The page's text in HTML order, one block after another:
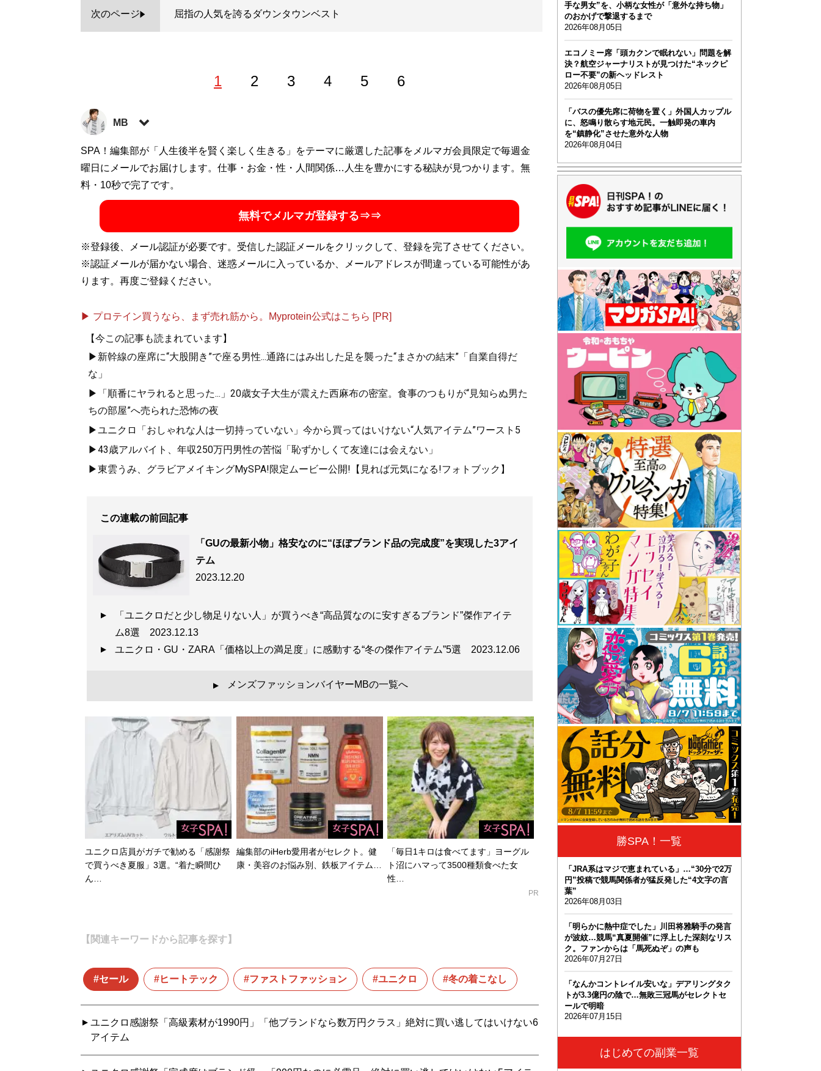
次のページ 屈指の人気を誇るダウンタウンベスト
1 2 3 4 5 6
MB
ファッションバイヤー。最新刊『 ロードマップ 』のほか、『MBの偏愛ブランド図鑑』『最速でおしゃれ
に見せる方法 <実践編> 』『最速でおしゃれに見せる方法』『幸服論――人生は服で簡単に変えられる』
など関連書籍が累計200万部を突破。ブログ「
」、ユーチューブ「MBチャンネル」も話題に。年間の被服費は1000万円超！ （Xアカウン
『ロードマップ』
その秘密はロードマップにあった
『MBの偏愛ブランド図鑑 』
ユニクロやGUでもおしゃれな人は何が違うのか？
幸服論――人生は服で簡単に変えられる』
自信は服で簡単につくることができる!
『最速でおしゃれに見せる方法 【電子限定特典付き】
誰も言葉にできなかった「男のおしゃれ」の決定版。電子版特典として、MBの
コーディネート・80スタイルを追加収録！
SPA！編集部が「人生後半を賢く楽しく生きる」をテーマに厳選した記事をメルマガ会員限定で毎週金
曜日にメールでお届けします。仕事・お金・性・人間関係…人生を豊かにする秘訣が見つかります。無
料・10秒で完了です。
無料でメルマガ登録する⇒⇒
※登録後、メール認証が必要です。受信した認証メールをクリックして、登録を完了させてください。
※認証メールが届かない場合、迷惑メールに入っているか、メールアドレスが間違っている可能性があ
ります。再度ご登録ください。
▶ プロテイン買うなら、まず売れ筋から。Myprotein公式はこちら [PR]
【今この記事も読まれています】
▶新幹線の座席に“大股開き”で座る男性...通路にはみ出した足を襲った“まさかの結末”「自業自得だ
な」
▶「順番にヤラれると思った...」20歳女子大生が震えた西麻布の密室。食事のつもりが“見知らぬ男た
ちの部屋”へ売られた恐怖の夜
▶ユニクロ「おしゃれな人は一切持っていない」今から買ってはいけない“人気アイテム”ワースト5
▶43歳アルバイト、年収250万円男性の苦悩「恥ずかしくて友達には会えない」
▶東雲うみ、グラビアメイキングMySPA!限定ムービー公開!【見れば元気になる!フォトブック】
この連載の前回記事
「GUの最新小物」格安なのに“ほぼブランド品の完成度”を実現した3アイ
テム
2023.12.20
「ユニクロだと少し物足りない人」が買うべき“高品質なのに安すぎるブランド”傑作アイテ
ム8選 2023.12.13
ユニクロ・GU・ZARA「価格以上の満足度」に感動する“冬の傑作アイテム”5選 2023.12.06
▲ メンズファッションバイヤーMBの一覧へ
ユニクロ店員がガチで勧める「感謝祭
で買うべき夏服」3選。“着た瞬間ひ
ん…
編集部のiHerb愛用者がセレクト。健
康・美容のお悩み別、鉄板アイテム…
「毎日1キロは食べてます」ヨーグル
ト沼にハマって3500種類食べた女
性…
PR
【関連キーワードから記事を探す】
セール ヒートテック ファストファッション ユニクロ 冬の着こなし
ユニクロ感謝祭「高級素材が1990円」「他ブランドなら数万円クラス」絶対に買い逃してはいけない6
アイテム
手な男女”を、小柄な女性が「意外な持ち物」
のおかげで撃退するまで
2026年08月05日
エコノミー席「頭カクンで眠れない」問題を解
決？航空ジャーナリストが見つけた“ネックピ
ロー不要”の新ヘッドレスト
2026年08月05日
「バスの優先席に荷物を置く」外国人カップル
に、怒鳴り散らす地元民。一触即発の車内
を“鎮静化”させた意外な人物
2026年08月04日
勝SPA！一覧
「JRA系はマジで恵まれている」…“30分で2万
円”投稿で競馬関係者が猛反発した“4文字の言
葉”
2026年08月03日
「明らかに熱中症でした」川田将雅騎手の発言
が波紋…競馬“真夏開催”に浮上した深刻なリス
ク。ファンからは「馬死ぬぞ」の声も
2026年07月27日
「なんかコントレイル安いな」デアリングタク
トが3.3億円の陰で…無敗三冠馬がセレクトセ
ールで明暗
2026年07月15日
はじめての副業一覧